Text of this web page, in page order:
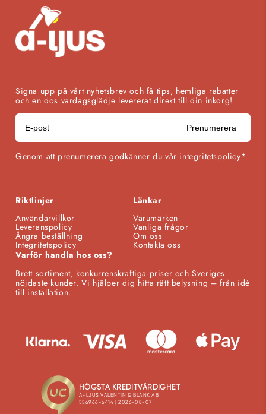
Signa upp på vårt nyhetsbrev och få tips, hemliga rabatter
och en dos vardagsglädje levererat direkt till din inkorg!
Prenumerera
Genom att prenumerera godkänner du vår integritetspolicy*
Riktlinjer
Användarvillkor
Leveranspolicy
Ångra beställning
Integritetspolicy
Länkar
Varumärken
Vanliga frågor
Om oss
Kontakta oss
Varför handla hos oss?
Brett sortiment, konkurrenskraftiga priser och Sveriges
nöjdaste kunder. Vi hjälper dig hitta rätt belysning – från idé
till installation.